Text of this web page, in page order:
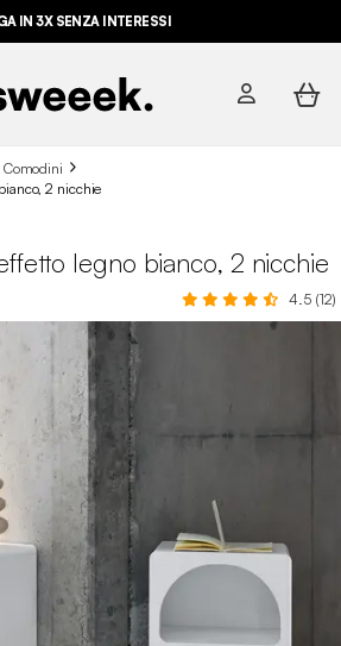
IN 3X SENZA INTERESSI
Comodini
2 nicchie
legno bianco, 2 nicchie
4.5 (12)